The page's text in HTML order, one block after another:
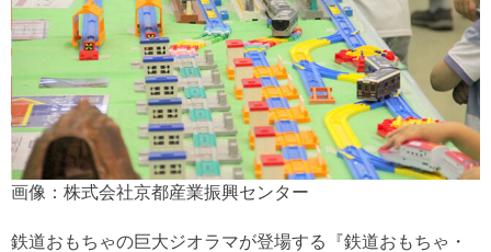
画像：株式会社京都産業振興センター
鉄道おもちゃの巨大ジオラマが登場する『鉄道おもちゃ・